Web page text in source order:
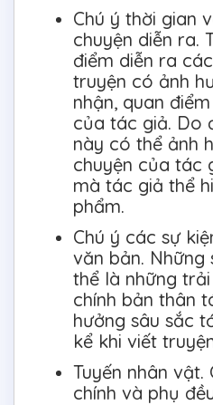
Chú ý thời gian
chuyện diễn ra.
điểm diễn ra
truyện có ảnh
nhận, quan
của tác giả. Do
này có thể ảnh
chuyện của tác
mà tác giả thể
phẩm.
Chú ý các sự
văn bản. Những
thể là những
chính bản thân
hưởng sâu sắc
kể khi viết
Tuyến nhân vật.
chính và phụ